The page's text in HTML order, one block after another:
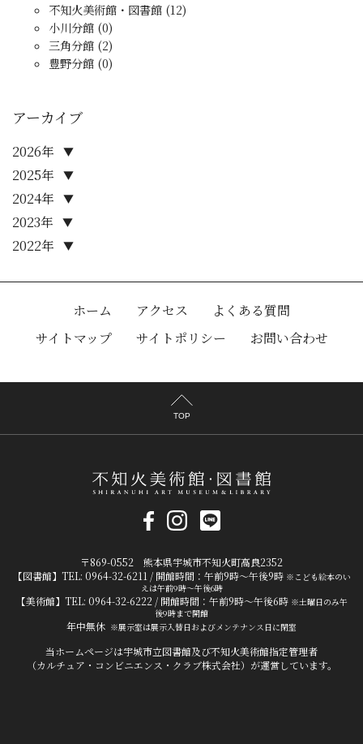
不知火美術館・図書館 (12)
小川分館 (0)
三角分館 (2)
豊野分館 (0)
アーカイブ
2022年 ▼
2023年 ▼
2024年 ▼
2025年 ▼
2026年 ▼
ホーム アクセス
よくある質問
サイトマップ
サイトポリシー お問い合わせ
TOP
〒869-0552 熊本県宇城市不知火町高良2352
【図書館】TEL: 0964-32-6211 / 開館時間：午前9時～午後9時 ※こども絵本のい
えは午前9時～午後6時
【美術館】TEL: 0964-32-6222 / 開館時間：午前9時～午後6時 ※土曜日のみ午
後9時まで開館
年中無休 ※展示室は展示入替日およびメンテナンス日に閉室
当ホームページは宇城市立図書館及び不知火美術館指定管理者
（カルチュア・コンビニエンス・クラブ株式会社）が運営しています。